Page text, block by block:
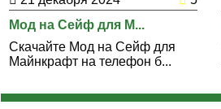
Мод на Сейф для M...
Скачайте Мод на Сейф для
Майнкрафт на телефон б...